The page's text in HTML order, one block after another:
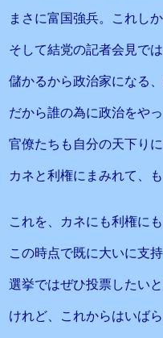
まさに富国強兵。これし
そして結党の記者会見で
儲かるから政治家になる
だから誰の為に政治をや
官僚たちも自分の天下り
カネと利権にまみれて、
これを、カネにも利権に
この時点で既に大いに支
選挙ではぜひ投票したいと
けれど、これからはいば